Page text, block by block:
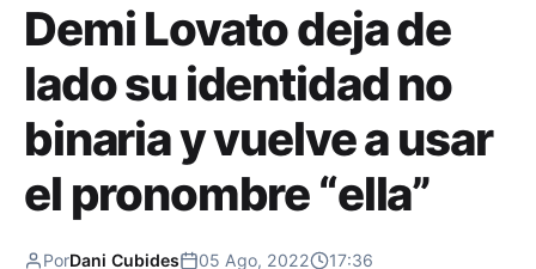
NOTICIAS
QUIÉNES SOMOS
CONTACTO
SUSCRÍBETE
Demi Lovato deja de
lado su identidad no
binaria y vuelve a usar
el pronombre “ella”
PorDani Cubides 05 Ago, 2022 17:36